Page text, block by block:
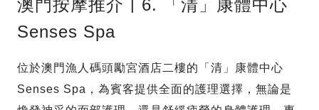
澳門按摩推介〡6. 「清」康體中心
Senses Spa
位於澳門漁人碼頭勵宮酒店二樓的「清」康體中心
Senses Spa，為賓客提供全面的護理選擇，無論是